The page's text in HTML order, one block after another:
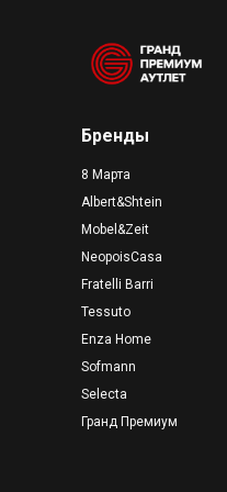
Бренды
Mobel&Zeit
Tessuto
8 Марта
Fratelli Barri
Sofmann
Selecta
Enza Home
Albert&Shtein
NeopoisCasa
Гранд Премиум